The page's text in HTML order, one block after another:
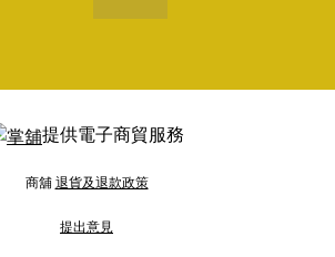
提供電子商貿服務
商舖退貨及退款政策
提出意見